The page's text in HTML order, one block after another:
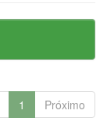
1 Próximo